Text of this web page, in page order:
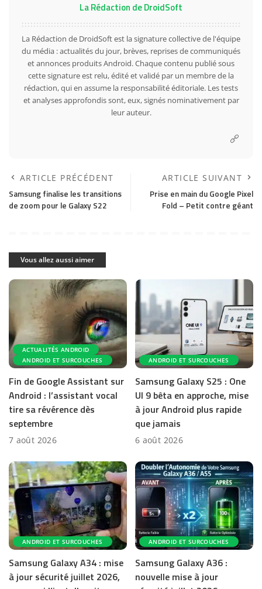
La Rédaction de DroidSoft
La Rédaction de DroidSoft est la signature collective de l'équipe
du média : actualités du jour, brèves, reprises de communiqués
et annonces produits Android. Chaque contenu publié sous
cette signature est relu, édité et validé par un membre de la
rédaction, qui en assume la responsabilité éditoriale. Les tests
et analyses approfondis sont, eux, signés nominativement par
leur auteur.
ARTICLE PRÉCÉDENT
Samsung finalise les transitions
de zoom pour le Galaxy S22
ARTICLE SUIVANT
Prise en main du Google Pixel
Fold – Petit contre géant
Vous allez aussi aimer
ACTUALITÉS ANDROID
ANDROID ET SURCOUCHES
Fin de Google Assistant sur
Android : l’assistant vocal
tire sa révérence dès
septembre
7 août 2026
ANDROID ET SURCOUCHES
Samsung Galaxy S25 : One
UI 9 bêta en approche, mise
à jour Android plus rapide
que jamais
6 août 2026
ANDROID ET SURCOUCHES
Samsung Galaxy A34 : mise
à jour sécurité juillet 2026,
ANDROID ET SURCOUCHES
Samsung Galaxy A36 :
nouvelle mise à jour